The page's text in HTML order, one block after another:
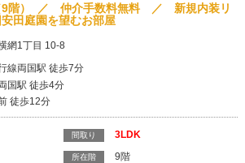
9階） ／ 仲介手数料無料 ／ 新規内装リ
田庭園を望むお部屋
網1丁目 10-8
線両国駅 徒歩7分
国駅 徒歩4分
徒歩12分
間取り 3LDK
所在階 9階